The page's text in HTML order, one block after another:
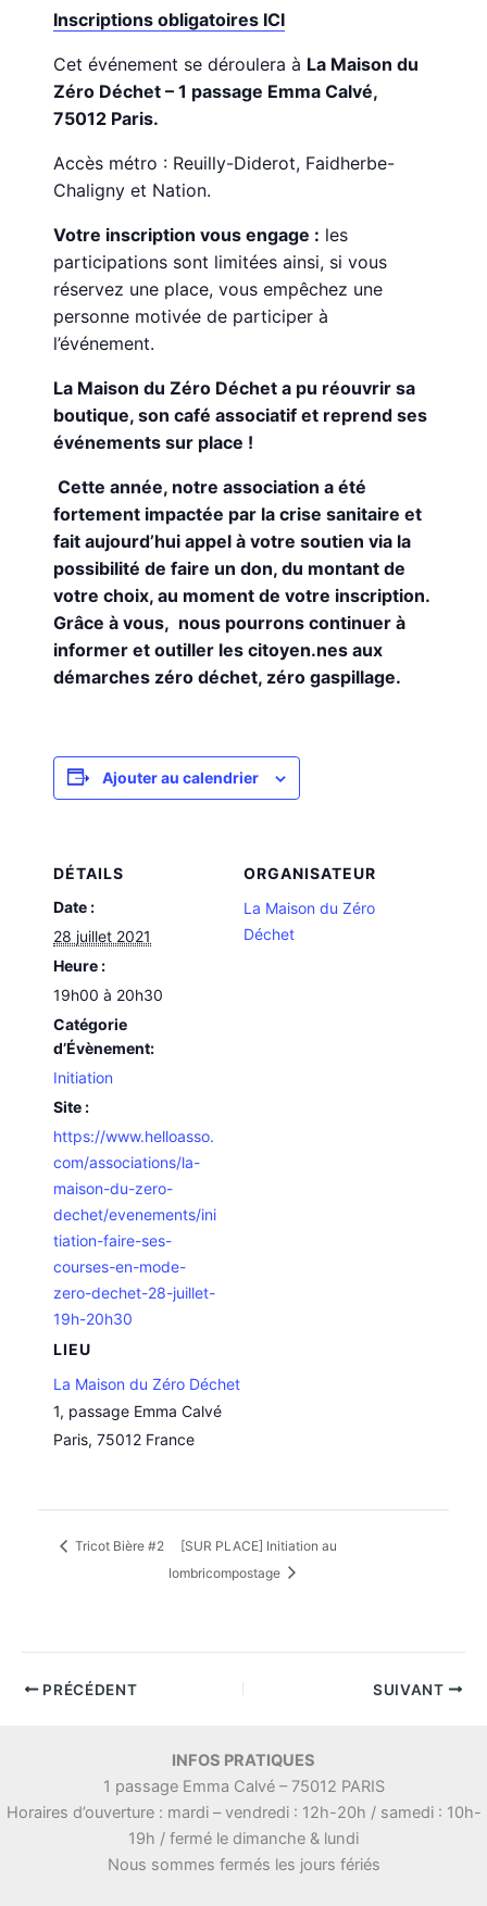
Inscriptions obligatoires ICI
Cet événement se déroulera à La Maison du
Zéro Déchet – 1 passage Emma Calvé,
75012 Paris.
Accès métro : Reuilly-Diderot, Faidherbe-
Chaligny et Nation.
Votre inscription vous engage : les
participations sont limitées ainsi, si vous
réservez une place, vous empêchez une
personne motivée de participer à
l’événement.
La Maison du Zéro Déchet a pu réouvrir sa
boutique, son café associatif et reprend ses
événements sur place !
Cette année, notre association a été
fortement impactée par la crise sanitaire et
fait aujourd’hui appel à votre soutien via la
possibilité de faire un don, du montant de
votre choix, au moment de votre inscription.
Grâce à vous, nous pourrons continuer à
informer et outiller les citoyen.nes aux
démarches zéro déchet, zéro gaspillage.
Ajouter au calendrier
DÉTAILS
Date :
28 juillet 2021
Heure :
19h00 à 20h30
Catégorie
d’Évènement:
Initiation
Site :
https://www.helloasso.
com/associations/la-
maison-du-zero-
dechet/evenements/ini
tiation-faire-ses-
courses-en-mode-
zero-dechet-28-juillet-
19h-20h30
LIEU
La Maison du Zéro Déchet
1, passage Emma Calvé
Paris, 75012 France
ORGANISATEUR
La Maison du Zéro
Déchet
Tricot Bière #2
[SUR PLACE] Initiation au
lombricompostage
PRÉCÉDENT SUIVANT
INFOS PRATIQUES
1 passage Emma Calvé – 75012 PARIS
Horaires d’ouverture : mardi – vendredi : 12h-20h / samedi : 10h-
19h / fermé le dimanche & lundi
Nous sommes fermés les jours fériés